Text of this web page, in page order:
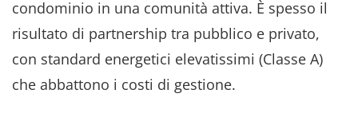
condominio in una comunità attiva. È spesso il
risultato di partnership tra pubblico e privato,
con standard energetici elevatissimi (Classe A)
che abbattono i costi di gestione.